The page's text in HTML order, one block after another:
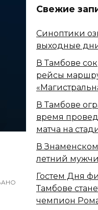
Свежие
Синоптики
выходные
В Тамбове
рейсы
В Тамбове
время
матча на
В Знаменском
летний
Гостем Дня
Тамбове
чемпион